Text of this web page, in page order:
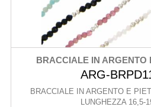
BRACCIALE IN ARGENTO
ARG-
BRACCIALE IN ARGENTO E
LUNGHEZZA 16,5-